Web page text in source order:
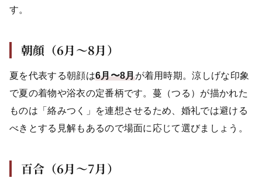
す。
朝顔（6月〜8月）
夏を代表する朝顔は6月〜8月が着用時期。涼しげな印象
で夏の着物や浴衣の定番柄です。蔓（つる）が描かれた
ものは「絡みつく」を連想させるため、婚礼では避ける
べきとする見解もあるので場面に応じて選びましょう。
百合（6月〜7月）